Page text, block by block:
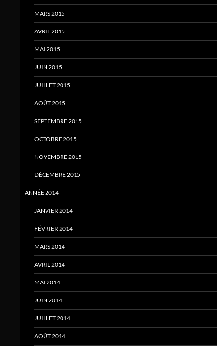
MARS 2015
AVRIL 2015
MAI 2015
JUIN 2015
JUILLET 2015
AOÛT 2015
SEPTEMBRE 2015
OCTOBRE 2015
NOVEMBRE 2015
DÉCEMBRE 2015
ANNÉE 2014
JANVIER 2014
FÉVRIER 2014
MARS 2014
AVRIL 2014
MAI 2014
JUIN 2014
JUILLET 2014
AOÛT 2014